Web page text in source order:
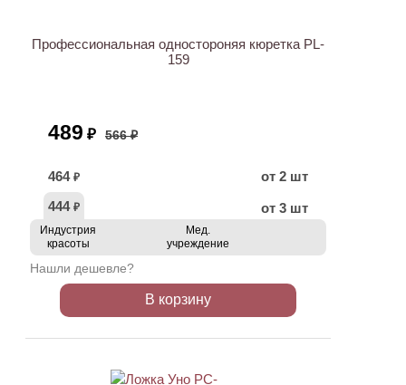
Профессиональная одностороняя кюретка PL-
159
489 ₽ 566 ₽
464 ₽
от 2 шт
444 ₽ от 3 шт
Индустрия
красоты
Мед.
учреждение
Нашли дешевле?
В корзину